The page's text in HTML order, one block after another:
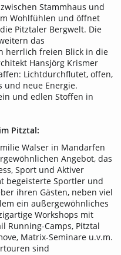
Stammhaus und
Wohlfühlen und öffnet
Pitztaler Bergwelt. Die
das
herrlich freien Blick in die
Hansjörg Krismer
Lichtdurchflutet, offen,
und neue Energie.
und edlen Stoffen in
Pitztal:
Walser in Mandarfen
Angebot, das
Sport und Aktiver
begeisterte Sportler und
ihren Gästen, neben viel
ein außergewöhnliches
Workshops mit
Running-Camps, Pitztal
Matrix-Seminare u.v.m.
sind